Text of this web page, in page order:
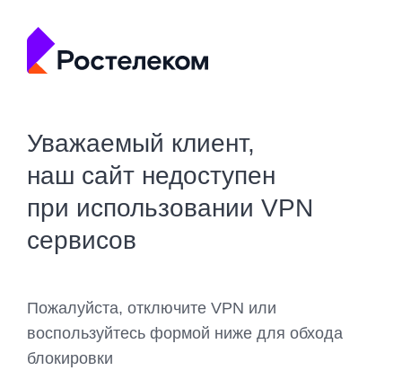
Уважаемый клиент,
наш сайт недоступен
при использовании VPN
сервисов
Пожалуйста, отключите VPN или
воспользуйтесь формой ниже для обхода
блокировки